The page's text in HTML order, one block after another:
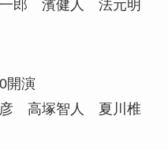
一郎 濱健人 法元明
開演
彦 高塚智人 夏川椎